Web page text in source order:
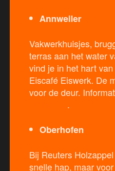
Annweiler
Vakwerkhuisjes,
terras aan het water
vind je in het hart
Eiscafé Eiswerk. De
voor de deur.
.
Oberhofen
Bij Reuters
snelle hap, maar